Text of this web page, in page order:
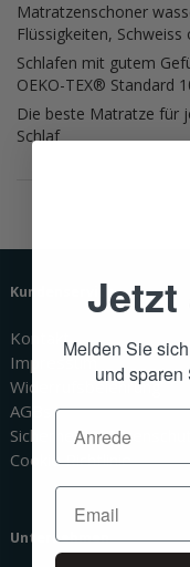
Matratzenschoner
Flüssigkeiten, Schweiss
Schlafen mit gutem
OEKO-TEX® Standard
Die beste Matratze für
Schlaf
Kundenservice
Kontakt
Impressum
Widerrufsbelehrung
AGBs
Sicherheit & Datenschutz
Cookie Richtlinie
Unternehmen
Jetzt
Melden Sie
und sparen